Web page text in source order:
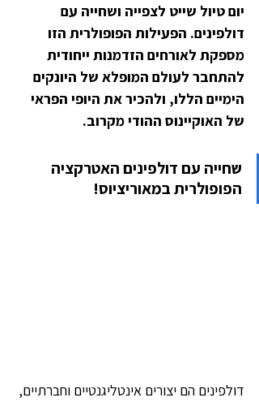
יום טיול שייט לצפייה ושחייה עם
דולפינים. הפעילות הפופולרית הזו
מספקת לאורחים הזדמנות ייחודית
להתחבר לעולם המופלא של היונקים
הימיים הללו, ולהכיר את היופי הפראי
של האוקיינוס ההודי מקרוב.
שחייה עם דולפינים האטרקציה
הפופולרית במאוריציוס!
דולפינים הם יצורים אינטליגנטיים וחברתיים,